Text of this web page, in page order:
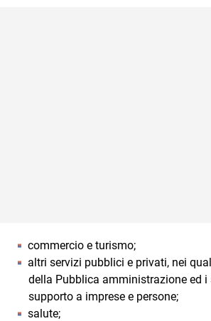
commercio e turismo;
altri servizi pubblici e privati, nei
della Pubblica amministrazione ed i
supporto a imprese e persone;
salute;